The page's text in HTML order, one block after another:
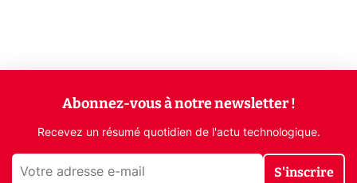
Abonnez-vous à notre newsletter !
Recevez un résumé quotidien de l'actu technologique.
S'inscrire